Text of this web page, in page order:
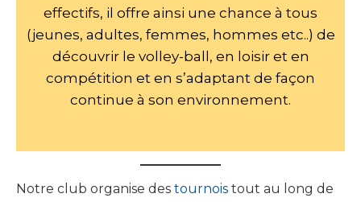
effectifs, il offre ainsi une chance à tous
(jeunes, adultes, femmes, hommes etc..) de
découvrir le volley-ball, en loisir et en
compétition et en s’adaptant de façon
continue à son environnement.
Notre club organise des tournois tout au long de